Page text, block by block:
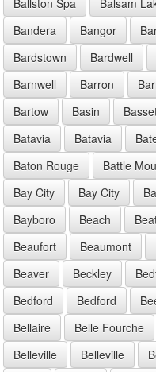
Bandera
Bangor
Bardstown
Bardwell
Barnwell
Barron
Bartow
Basin
Batavia
Batavia
Baton Rouge
Battle
Bay City
Bay City
Bayboro
Beach
Beaufort
Beaumont
Beaver
Beckley
Bedford
Bedford
Bellaire
Belle Fourche
Belleville
Belleville